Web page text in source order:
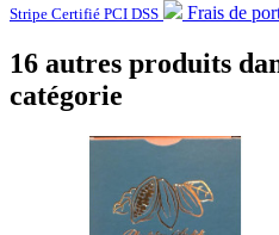
Stripe Certifié PCI DSS Frais de
16 autres produits
catégorie